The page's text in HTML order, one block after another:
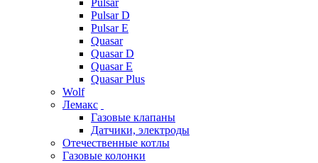
Pulsar
Pulsar D
Pulsar E
Quasar
Quasar D
Quasar E
Quasar Plus
Wolf
Лемакс
Газовые клапаны
Датчики, электроды
Отечественные котлы
Газовые колонки